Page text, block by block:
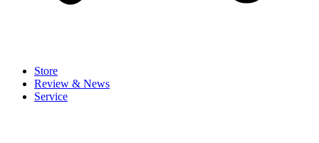
Store
Review & News
Service